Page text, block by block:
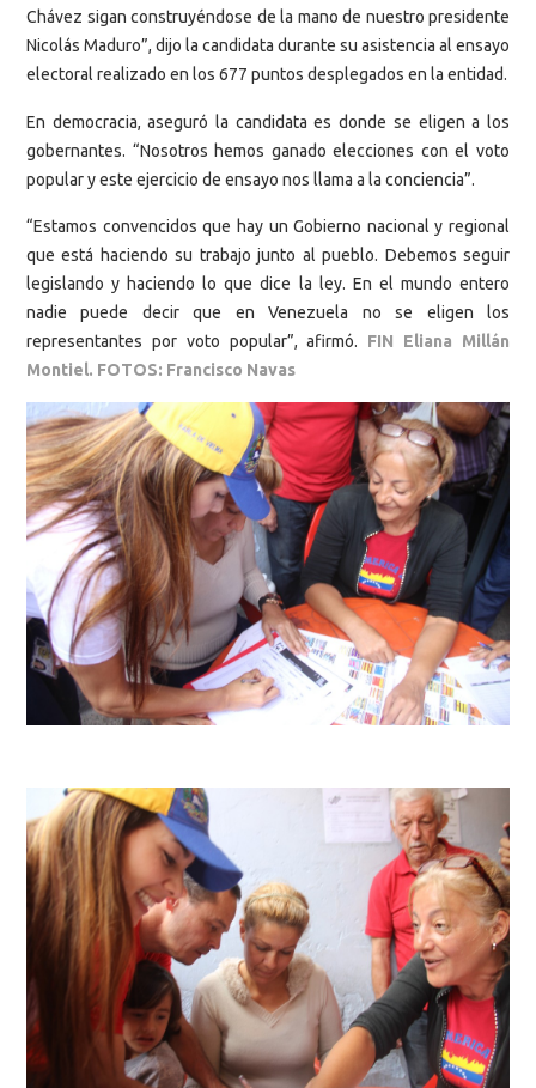
Chávez sigan construyéndose de la mano de nuestro presidente
Nicolás Maduro”, dijo la candidata durante su asistencia al ensayo
electoral realizado en los 677 puntos desplegados en la entidad.
En democracia, aseguró la candidata es donde se eligen a los
gobernantes. “Nosotros hemos ganado elecciones con el voto
popular y este ejercicio de ensayo nos llama a la conciencia”.
“Estamos convencidos que hay un Gobierno nacional y regional
que está haciendo su trabajo junto al pueblo. Debemos seguir
legislando y haciendo lo que dice la ley. En el mundo entero
nadie puede decir que en Venezuela no se eligen los
representantes por voto popular”, afirmó. FIN Eliana Millán
Montiel. FOTOS: Francisco Navas